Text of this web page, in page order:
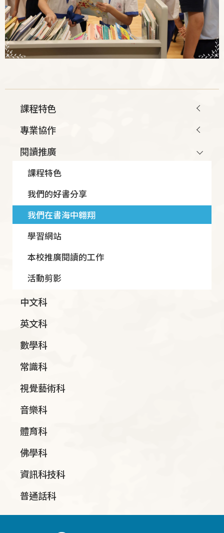
navigation
課程特色
專業協作
閱讀推廣
課程特色
我們的好書分享
我們在書海中翱翔
學習網站
本校推廣閱讀的工作
活動剪影
中文科
英文科
數學科
常識科
視覺藝術科
音樂科
體育科
佛學科
資訊科技科
普通話科